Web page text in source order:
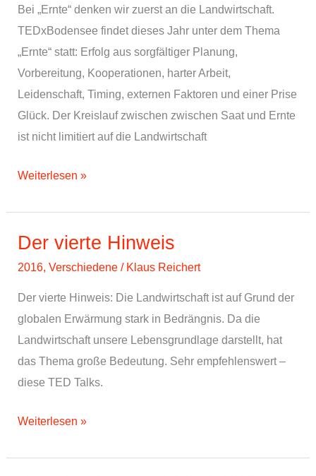
Bei „Ernte“ denken wir zuerst an die Landwirtschaft.
TEDxBodensee findet dieses Jahr unter dem Thema
„Ernte“ statt: Erfolg aus sorgfältiger Planung,
Vorbereitung, Kooperationen, harter Arbeit,
Leidenschaft, Timing, externen Faktoren und einer Prise
Glück. Der Kreislauf zwischen zwischen Saat und Ernte
ist nicht limitiert auf die Landwirtschaft
Unser
2016
Weiterlesen »
Der vierte Hinweis
2016 ,Verschiedene / Klaus Reichert
Der vierte Hinweis: Die Landwirtschaft ist auf Grund der
globalen Erwärmung stark in Bedrängnis. Da die
Landwirtschaft unsere Lebensgrundlage darstellt, hat
das Thema große Bedeutung. Sehr empfehlenswert –
diese TED Talks.
Der
Hinweis
Weiterlesen »